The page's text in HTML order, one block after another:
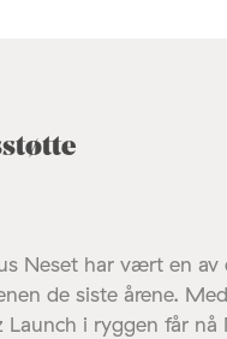
Neset har vært en
de siste årene. Med
i ryggen får nå